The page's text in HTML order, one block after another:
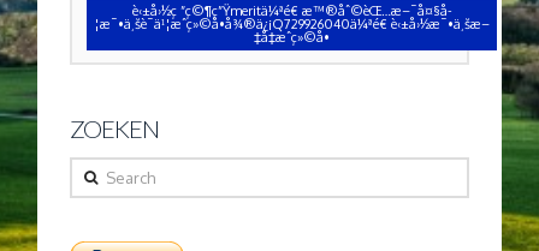
è‹±å›½ç ”ç©¶ç”Ÿmeritä¼ªé€ æ™®åˆ©èŒ…æ–¯å¤§å­
¦æ¯•ä¸šè¯ä¹¦æˆç»©å•å¾®ä¿¡Q729926040ä¼ªé€ è‹±å›½æ¯•ä¸šæ–
‡å‡­æˆç»©å•
ZOEKEN
Search